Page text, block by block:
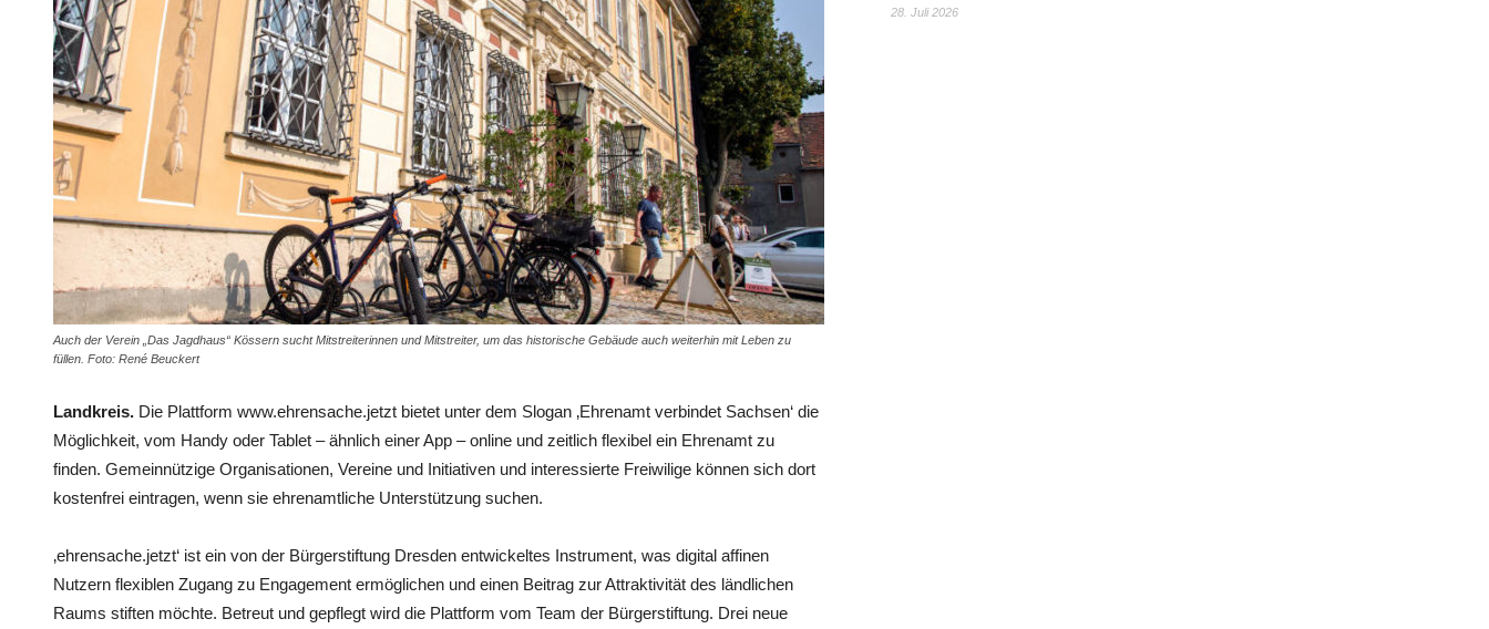
Auch der Verein „Das Jagdhaus“ Kössern sucht Mitstreiterinnen und Mitstreiter, um das historische Gebäude auch weiterhin mit Leben zu
füllen. Foto: René Beuckert
Landkreis. Die Plattform www.ehrensache.jetzt bietet unter dem Slogan ‚Ehrenamt verbindet Sachsen‘ die
Möglichkeit, vom Handy oder Tablet – ähnlich einer App – online und zeitlich flexibel ein Ehrenamt zu
finden. Gemeinnützige Organisationen, Vereine und Initiativen und interessierte Freiwilige können sich dort
kostenfrei eintragen, wenn sie ehrenamtliche Unterstützung suchen.
‚ehrensache.jetzt‘ ist ein von der Bürgerstiftung Dresden entwickeltes Instrument, was digital affinen
Nutzern flexiblen Zugang zu Engagement ermöglichen und einen Beitrag zur Attraktivität des ländlichen
Raums stiften möchte. Betreut und gepflegt wird die Plattform vom Team der Bürgerstiftung. Drei neue
28. Juli 2026